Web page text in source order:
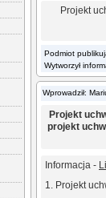
Projekt
Podmiot
Wytworzył
Wprowadził:
Projekt
projekt
Informacja -
1. Projekt